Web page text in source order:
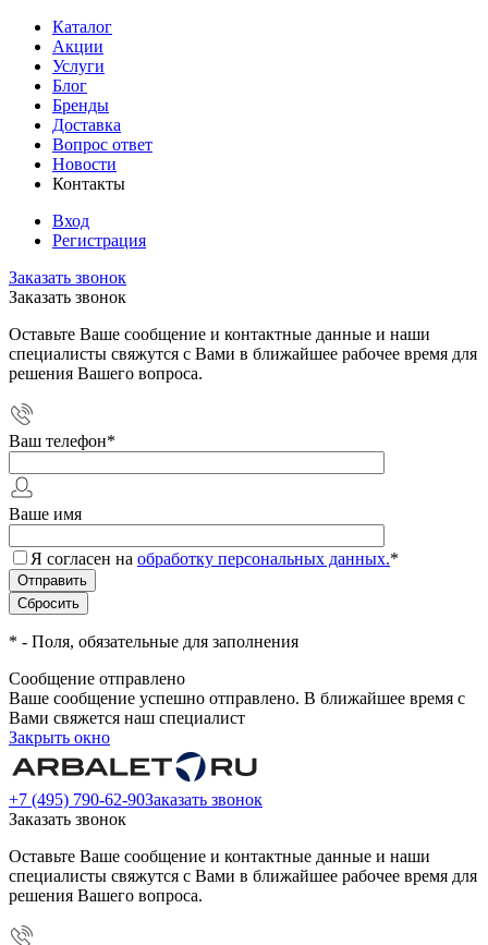
Каталог
Акции
Услуги
Блог
Бренды
Доставка
Вопрос ответ
Новости
Контакты
Вход
Регистрация
Заказать звонок
Заказать звонок
Оставьте Ваше сообщение и контактные данные и наши
специалисты свяжутся с Вами в ближайшее рабочее время для
решения Вашего вопроса.
Ваш телефон*
Ваше имя
Я согласен на обработку персональных данных.*
* - Поля, обязательные для заполнения
Сообщение отправлено
Ваше сообщение успешно отправлено. В ближайшее время с
Вами свяжется наш специалист
Закрыть окно
+7 (495) 790-62-90Заказать звонок
Заказать звонок
Оставьте Ваше сообщение и контактные данные и наши
специалисты свяжутся с Вами в ближайшее рабочее время для
решения Вашего вопроса.